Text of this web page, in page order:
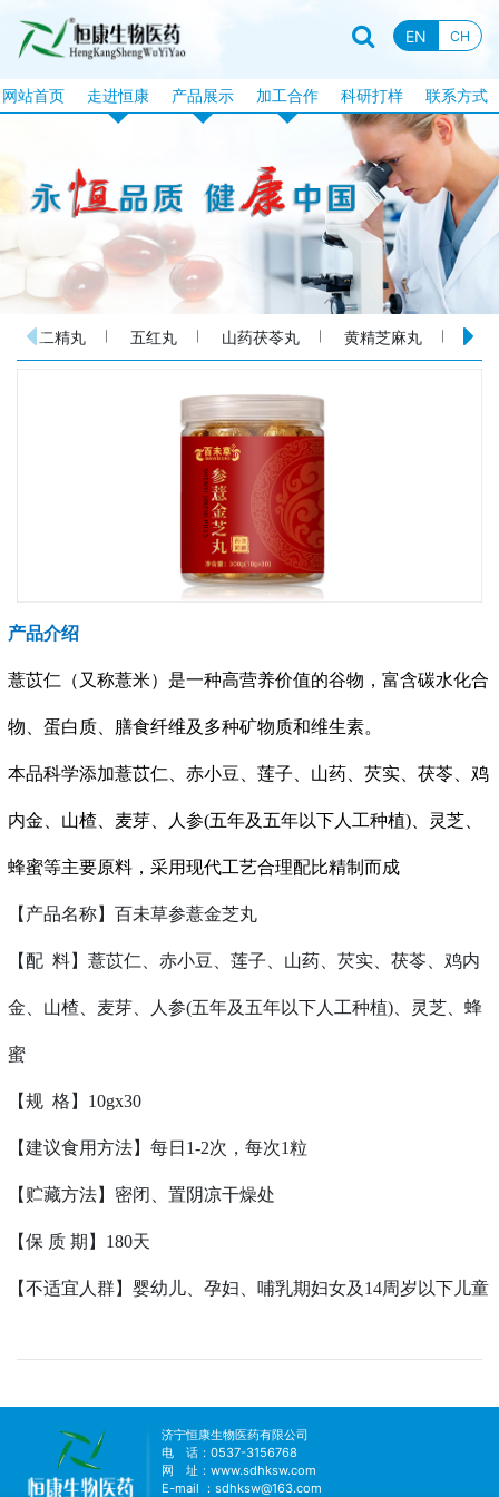
EN CH
网站首页
走进恒康
企业资质
行业资讯
企业文化
企业视频
品牌故事
产品展示
恒康产品
液饮产品
露酒系列
丸剂系列
化妆品系列
加工合作
片剂加工
固体饮料加工
软胶囊加工
包衣片加工
口服液体加工
丸剂加工
科研打样 联系方式
精丸 五红丸 山药茯苓丸 黄精芝麻丸 玫瑰花颜丸
产品介绍
薏苡仁（又称薏米）是一种高营养价值的谷物，富含碳水化合
物、蛋白质、膳食纤维及多种矿物质和维生素。
本品科学添加薏苡仁、赤小豆、莲子、山药、芡实、茯苓、鸡
内金、山楂、麦芽、人参(五年及五年以下人工种植)、灵芝、
蜂蜜等主要原料，采用现代工艺合理配比精制而成
【产品名称】百未草参薏金芝丸
【配 料】薏苡仁、赤小豆、莲子、山药、芡实、茯苓、鸡内
金、山楂、麦芽、人参(五年及五年以下人工种植)、灵芝、蜂
蜜
【规 格】10gx30
【建议食用方法】每日1-2次，每次1粒
【贮藏方法】密闭、置阴凉干燥处
【保 质 期】180天
【不适宜人群】婴幼儿、孕妇、哺乳期妇女及14周岁以下儿童
济宁恒康生物医药有限公司
电 话：0537-3156768
网 址： www.sdhksw.com
E-mail ：sdhksw@163.com